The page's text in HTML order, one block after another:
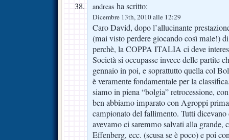
andreas ha scritto:
Dicembre 13th, 2010 alle 12:29
Caro David, dopo l’allucinante
(mai visto perdere giocando così male!)
perchè, la COPPA ITALIA ci deve
Società si occupasse invece delle partite
gennaio in poi, e soprattutto quella col
è veramente fondamentale per la
siamo in piena “bolgia” retrocessione,
ben abbiamo imparato con Agroppi
campionato del fallimento. Tutti dicevano
avevamo ci saremmo salvati alla grande,
Effenberg, ecc. (scusa se è poco) e poi